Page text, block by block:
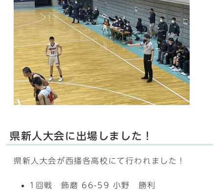
県新人大会に出場しました！
県新人大会が西播各高校にて行われました！
1回戦 飾磨 66-59 小野 勝利